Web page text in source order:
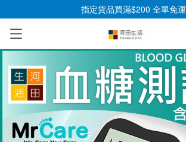
指定貨品買滿$200 全單免運
已加入購物車